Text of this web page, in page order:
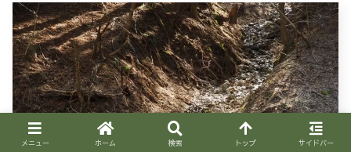
メニュー ホーム 検索 トップ サイドバー